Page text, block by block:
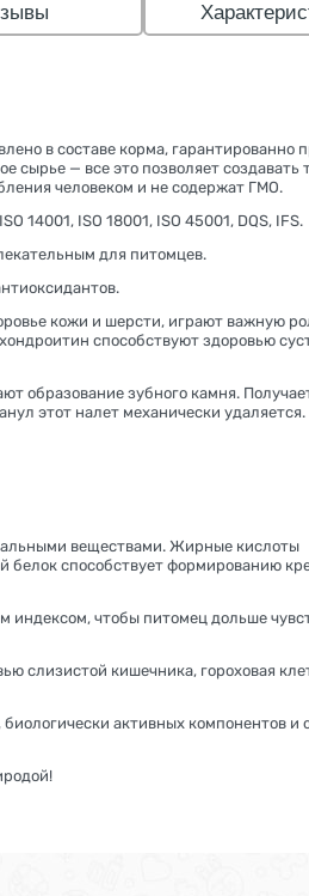
в составе корма, гарантированно
сырье — все это позволяет создавать
человеком и не содержат ГМО.
14001, ISO 18001, ISO 45001, DQS, IFS.
для питомцев.
кожи и шерсти, играют важную
способствуют здоровью
образование зубного камня.
этот налет механически удаляется.
веществами. Жирные кислоты
белок способствует формированию
индексом, чтобы питомец дольше
слизистой кишечника, гороховая
активных компонентов и